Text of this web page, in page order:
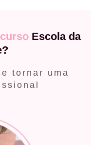
Escola da
tornar uma